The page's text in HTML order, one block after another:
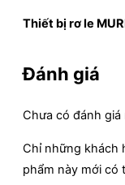
Thiết bị rơ le
Đánh giá
Chưa có đánh giá
Chỉ những khách
phẩm này mới có